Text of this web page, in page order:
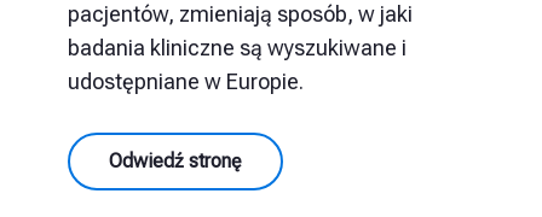
pacjentów, zmieniają sposób, w jaki
badania kliniczne są wyszukiwane i
udostępniane w Europie.
Odwiedź stronę